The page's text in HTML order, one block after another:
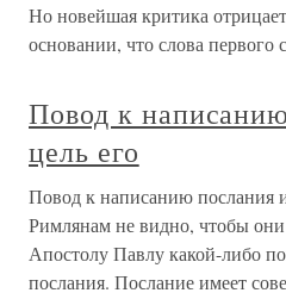
Но новейшая критика
основании, что слова
Повод к
цель его
Повод к написанию послания
Римлянам не видно, чтобы
Апостолу Павлу какой-либо
послания. Послание имеет